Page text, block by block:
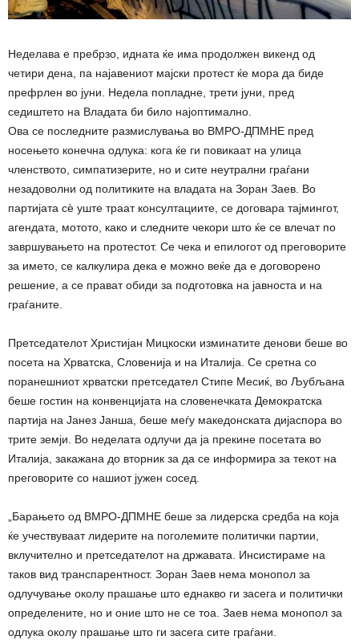
Неделава е пребрзо, идната ќе има продолжен викенд од
четири дена, па најавениот мајски протест ќе мора да биде
префрлен во јуни. Недела попладне, трети јуни, пред
седиштето на Владата би било најоптимално.
Ова се последните размислувања во ВМРО-ДПМНЕ пред
носењето конечна одлука: кога ќе ги повикаат на улица
членството, симпатизерите, но и сите неутрални граѓани
незадоволни од политиките на владата на Зоран Заев. Во
партијата сѐ уште траат консултациите, се договара тајмингот,
агендата, мотото, како и следните чекори што ќе се влечат по
завршувањето на протестот. Се чека и епилогот од преговорите
за името, се калкулира дека е можно веќе да е договорено
решение, а се прават обиди за подготовка на јавноста и на
граѓаните.
Претседателот Христијан Мицкоски изминатите денови беше во
посета на Хрватска, Словенија и на Италија. Се сретна со
поранешниот хрватски претседател Стипе Месиќ, во Љубљана
беше гостин на конвенцијата на словенечката Демократска
партија на Јанез Јанша, беше меѓу македонската дијаспора во
трите земји. Во неделата одлучи да ја прекине посетата во
Италија, закажана до вторник за да се информира за текот на
преговорите со нашиот јужен сосед.
„Барањето од ВМРО-ДПМНЕ беше за лидерска средба на која
ќе учествуваат лидерите на поголемите политички партии,
вклучително и претседателот на државата. Инсистираме на
таков вид транспарентност. Зоран Заев нема монопол за
одлучување околу прашање што еднакво ги засега и политички
определените, но и оние што не се тоа. Заев нема монопол за
одлука околу прашање што ги засега сите граѓани.